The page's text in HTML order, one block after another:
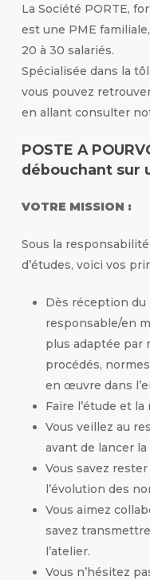
La Société PORTE,
est une PME
20 à 30 salariés.
Spécialisée dans la
vous pouvez
en allant consulter
POSTE A
débouchant sur
VOTRE MISSION :
Sous la
d’études, voici vos
Dès réception du
responsable/en
plus adaptée par
procédés,
en œuvre dans
Faire l’étude et
Vous veillez au
avant de lancer la
Vous savez
l’évolution des
Vous aimez
savez
l’atelier.
Vous n’hésitez